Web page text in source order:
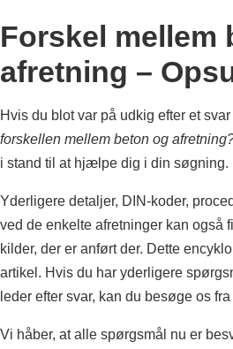
Forskel mellem
afretning –
Hvis du blot var på udkig efter et
forskellen mellem beton og
i stand til at hjælpe dig i din søgning.
Yderligere detaljer, DIN-koder,
ved de enkelte afretninger kan også
kilder, der er anført der. Dette
artikel. Hvis du har yderligere
leder efter svar, kan du besøge os
Vi håber, at alle spørgsmål nu er